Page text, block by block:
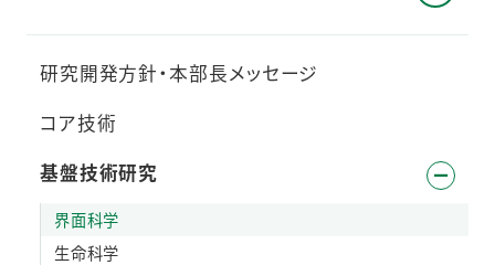
研究開発方針・本部長メッセージ
コア技術
基盤技術研究
界面科学
生命科学